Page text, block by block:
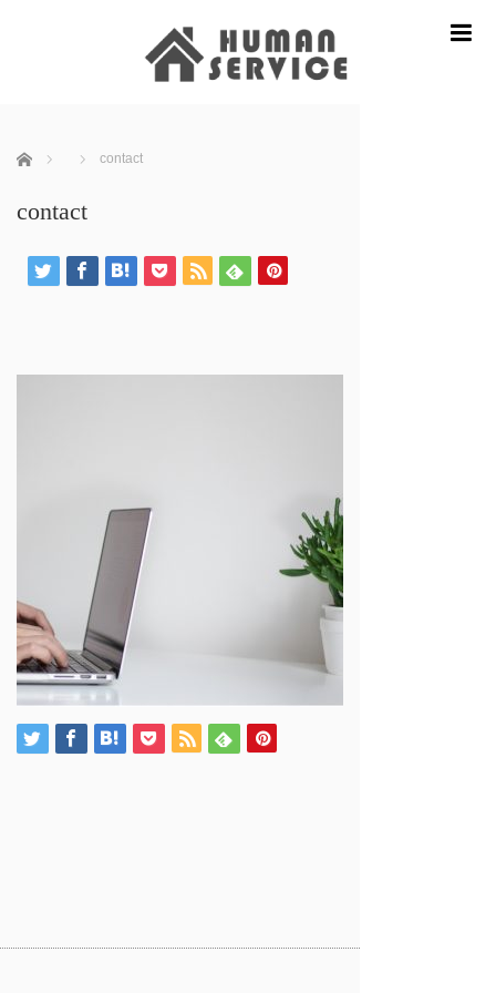
ホーム contact
contact